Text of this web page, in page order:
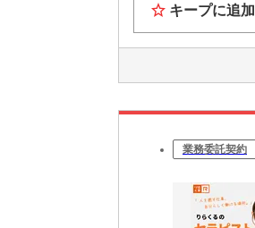
キープに追加
業務委託契約